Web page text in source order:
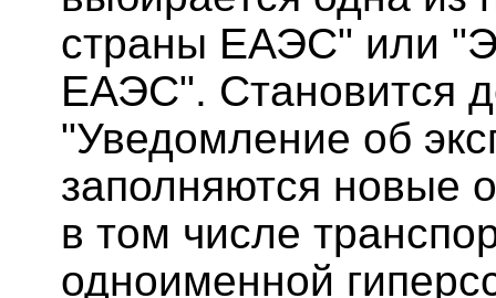
страны ЕАЭС" или
ЕАЭС". Становится
"Уведомление об
заполняются новые
в том числе
одноименной